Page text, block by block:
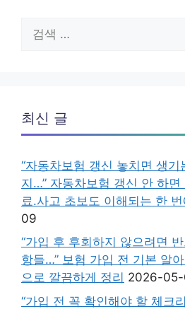
색:
최신 글
“자동차보험 갱신 놓치면 생
지…” 자동차보험 갱신 안 하면
료.사고 초보도 이해되는 한
09
“가입 후 후회하지 않으려면
항들…” 보험 가입 전 기본 알
으로 깔끔하게 정리 2026-
“가입 전 꼭 확인해야 할 체크